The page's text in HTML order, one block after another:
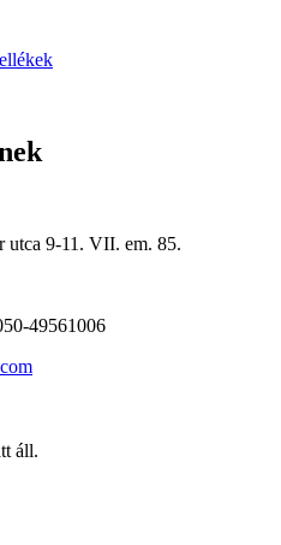
utca 9-11. VII. em. 85.
49561006
áll.